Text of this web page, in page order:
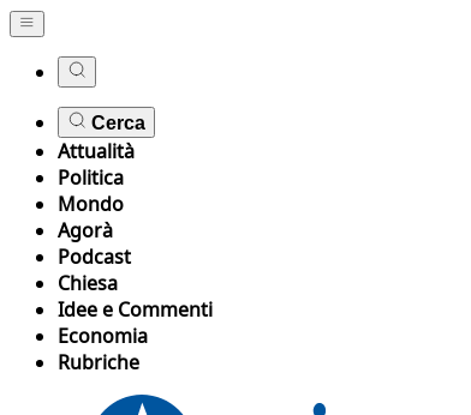
Cerca
Attualità
Politica
Mondo
Agorà
Podcast
Chiesa
Idee e Commenti
Economia
Rubriche